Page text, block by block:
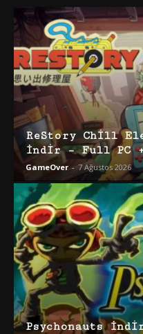
ReStory Chill
İndir – Full PC +
GameOver - 7 Ağustos 2026
Psychonauts